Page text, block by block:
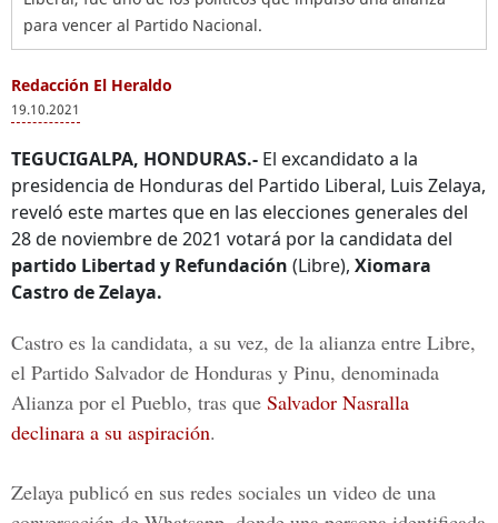
para vencer al Partido Nacional.
Redacción El Heraldo
19.10.2021
TEGUCIGALPA, HONDURAS.- El excandidato a la
presidencia de Honduras del Partido Liberal, Luis Zelaya,
reveló este martes que en las elecciones generales del
28 de noviembre de 2021 votará por la candidata del
partido Libertad y Refundación (Libre), Xiomara
Castro de Zelaya.
Castro es la candidata, a su vez, de la alianza entre Libre,
el Partido Salvador de Honduras y Pinu, denominada
Alianza por el Pueblo, tras que Salvador Nasralla
declinara a su aspiración.
Zelaya publicó en sus redes sociales un video de una